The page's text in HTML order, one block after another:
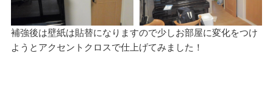
補強後は壁紙は貼替になりますので少しお部屋に変化をつけ
ようとアクセントクロスで仕上げてみました！